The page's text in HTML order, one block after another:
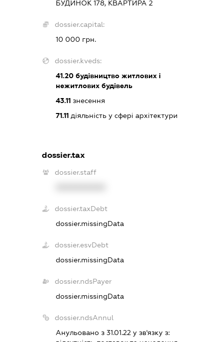
БУДИНОК 178, КВАРТИРА 2
dossier.capital:
10 000 грн.
dossier.kveds:
41.20 будівництво житлових і
нежитлових будівель
43.11 знесення
71.11 діяльність у сфері архітектури
dossier.tax
dossier.staff
dossier.taxDebt
dossier.missingData
dossier.esvDebt
dossier.missingData
dossier.ndsPayer
dossier.missingData
dossier.ndsAnnul
Анульовано з 31.01.22 у зв'язку з: